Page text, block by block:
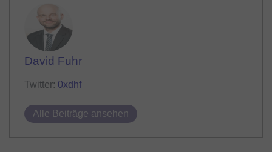
David Fuhr
Twitter: 0xdhf
Alle Beiträge ansehen